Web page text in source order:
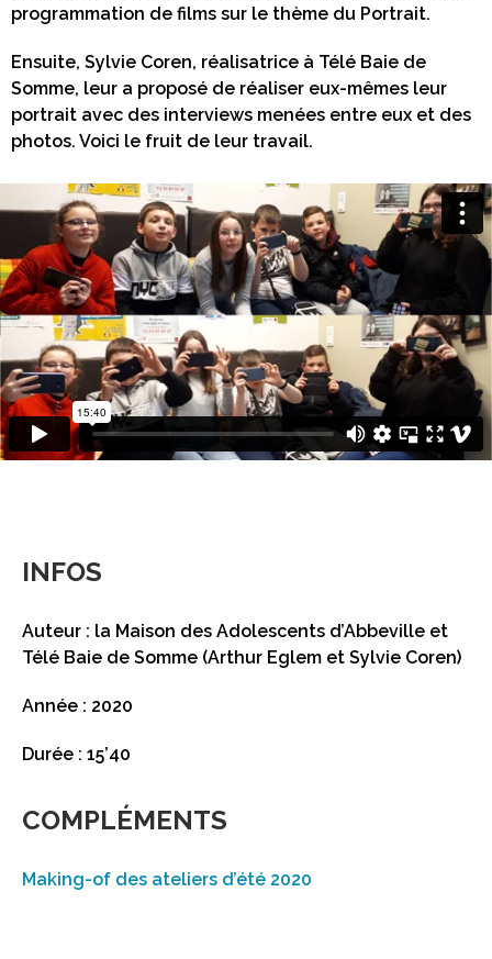
programmation de films sur le thème du Portrait.
Ensuite, Sylvie Coren, réalisatrice à Télé Baie de
Somme, leur a proposé de réaliser eux-mêmes leur
portrait avec des interviews menées entre eux et des
photos. Voici le fruit de leur travail.
INFOS
Auteur : la Maison des Adolescents d’Abbeville et
Télé Baie de Somme (Arthur Eglem et Sylvie Coren)
Année : 2020
Durée : 15’40
COMPLÉMENTS
Making-of des ateliers d’été 2020